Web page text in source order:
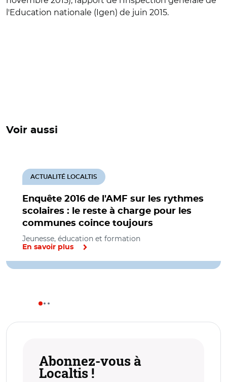
l'Education nationale (Igen) de juin 2015.
Voir aussi
Enquête 2016 de l'AMF sur les rythmes
scolaires : le reste à charge pour les
communes coince toujours
ACTUALITÉ LOCALTIS
Jeunesse, éducation et formation
En savoir plus
Abonnez-vous à
Localtis !